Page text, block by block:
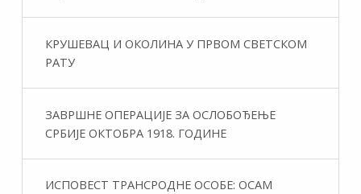
КРУШЕВАЦ И ОКОЛИНА У ПРВОМ СВЕТСКОМ
РАТУ
ЗАВРШНЕ ОПЕРАЦИЈЕ ЗА ОСЛОБОЂЕЊЕ
СРБИЈЕ ОКТОБРА 1918. ГОДИНЕ
ИСПОВЕСТ ТРАНСРОДНЕ ОСОБЕ: ОСАМ